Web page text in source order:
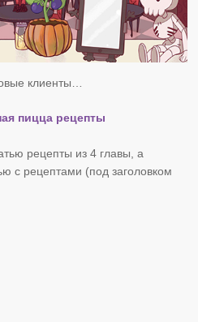
клиенты…
пицца рецепты
рецепты из 4 главы, а
с рецептами (под заголовком